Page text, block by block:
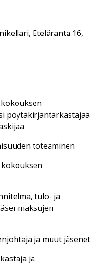
Eteläranta 16,
kokouksen
pöytäkirjantarkastajaa
toteaminen
kokouksen
tulo- ja
ja muut jäsenet
ja